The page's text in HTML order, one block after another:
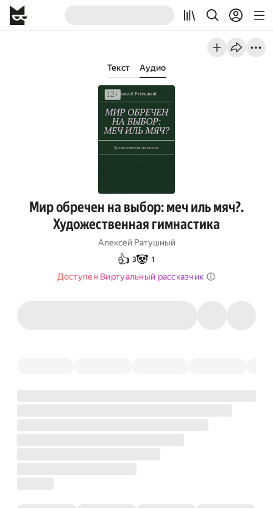
Текст Аудио
Мир обречен на выбор: меч иль мяч?.
Художественная гимнастика
Алексей Ратушный
👍 3🐼 1
Доступен Виртуальный рассказчик